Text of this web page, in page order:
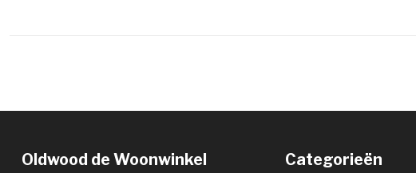
Oldwood de Woonwinkel Categorieën